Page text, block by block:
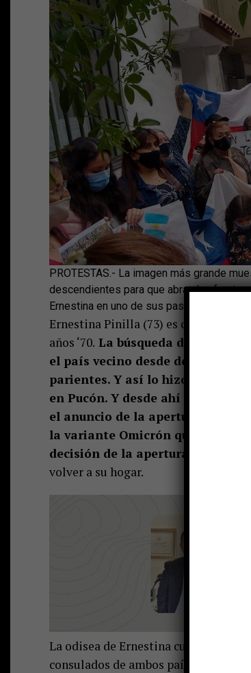
PROTESTAS.- La imagen más grande
descendientes para que abran las
Ernestina en uno de sus pasos por el
Ernestina Pinilla (73) es chilena y
años ‘70. La búsqueda de un
el país vecino desde donde
parientes. Y así lo hizo en
en Pucón. Y desde ahí se quedó
el anuncio de la apertura de
la variante Omicrón que puso a
decisión de la apertura.
Mientras,
volver a su hogar.
La odisea de Ernestina cuenta con
consulados de ambos países para